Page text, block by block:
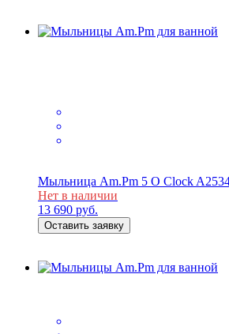
Мыльница Am.Pm 5 O Clock
Нет в наличии
13 690 руб.
Оставить заявку